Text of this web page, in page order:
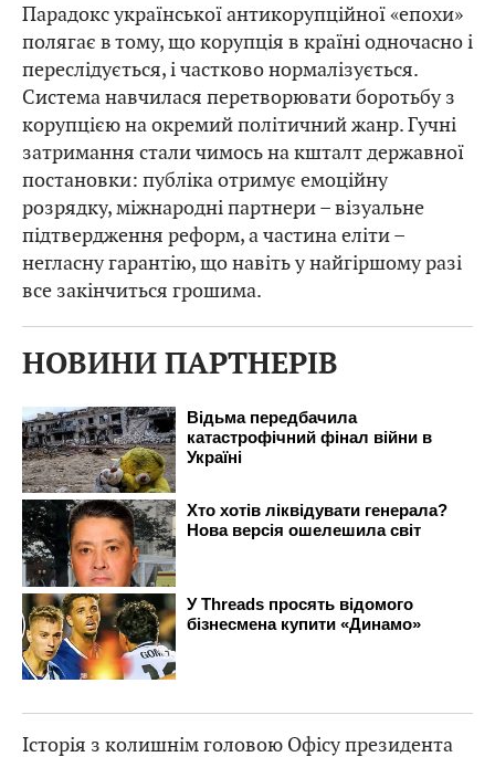
Парадокс української антикорупційної «епохи»
полягає в тому, що корупція в країні одночасно і
переслідується, і частково нормалізується.
Система навчилася перетворювати боротьбу з
корупцією на окремий політичний жанр. Гучні
затримання стали чимось на кшталт державної
постановки: публіка отримує емоційну
розрядку, міжнародні партнери – візуальне
підтвердження реформ, а частина еліти –
негласну гарантію, що навіть у найгіршому разі
все закінчиться грошима.
НОВИНИ ПАРТНЕРІВ
Історія з колишнім головою Офісу президента